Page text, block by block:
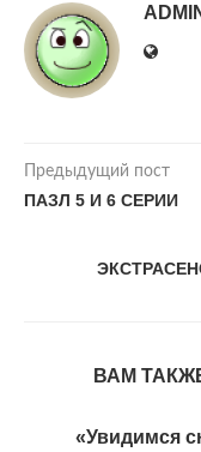
Предыдущий пост
ПАЗЛ 5 И 6 СЕРИИ
ВАМ
«Увидимся